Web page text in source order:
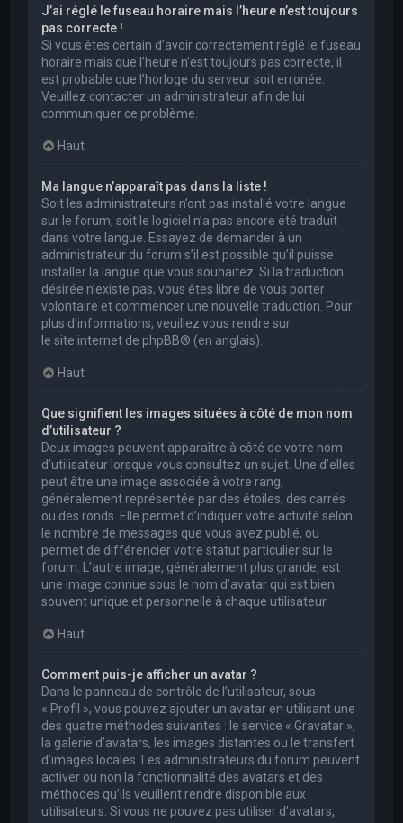
J’ai réglé le fuseau horaire mais l’heure n’est toujours
pas correcte !
Si vous êtes certain d’avoir correctement réglé le fuseau
horaire mais que l’heure n’est toujours pas correcte, il
est probable que l’horloge du serveur soit erronée.
Veuillez contacter un administrateur afin de lui
communiquer ce problème.
Haut
Ma langue n’apparaît pas dans la liste !
Soit les administrateurs n’ont pas installé votre langue
sur le forum, soit le logiciel n’a pas encore été traduit
dans votre langue. Essayez de demander à un
administrateur du forum s’il est possible qu’il puisse
installer la langue que vous souhaitez. Si la traduction
désirée n’existe pas, vous êtes libre de vous porter
volontaire et commencer une nouvelle traduction. Pour
plus d’informations, veuillez vous rendre sur
le site internet de phpBB® (en anglais).
Haut
Que signifient les images situées à côté de mon nom
d’utilisateur ?
Deux images peuvent apparaître à côté de votre nom
d’utilisateur lorsque vous consultez un sujet. Une d’elles
peut être une image associée à votre rang,
généralement représentée par des étoiles, des carrés
ou des ronds. Elle permet d’indiquer votre activité selon
le nombre de messages que vous avez publié, ou
permet de différencier votre statut particulier sur le
forum. L’autre image, généralement plus grande, est
une image connue sous le nom d’avatar qui est bien
souvent unique et personnelle à chaque utilisateur.
Haut
Comment puis-je afficher un avatar ?
Dans le panneau de contrôle de l’utilisateur, sous
« Profil », vous pouvez ajouter un avatar en utilisant une
des quatre méthodes suivantes : le service « Gravatar »,
la galerie d’avatars, les images distantes ou le transfert
d’images locales. Les administrateurs du forum peuvent
activer ou non la fonctionnalité des avatars et des
méthodes qu’ils veuillent rendre disponible aux
utilisateurs. Si vous ne pouvez pas utiliser d’avatars,